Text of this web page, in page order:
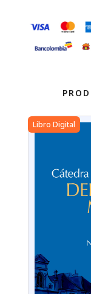
Libro Digital